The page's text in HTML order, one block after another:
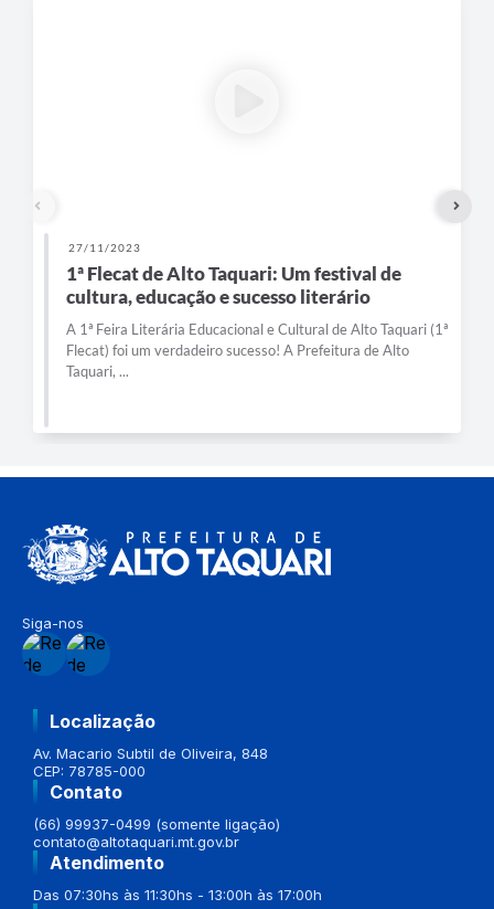
27/11/2023
1ª Flecat de Alto Taquari: Um festival de
cultura, educação e sucesso literário
A 1ª Feira Literária Educacional e Cultural de Alto Taquari (1ª
Flecat) foi um verdadeiro sucesso! A Prefeitura de Alto
Taquari, ...
Siga-nos
Localização
Av. Macario Subtil de Oliveira, 848
CEP: 78785-000
Contato
(66) 99937-0499 (somente ligação)
contato@altotaquari.mt.gov.br
Atendimento
Das 07:30hs às 11:30hs - 13:00h às 17:00h